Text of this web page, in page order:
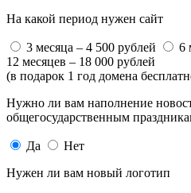
На какой период нужен сайт
3 месяца – 4 500 рублей
6
12 месяцев – 18 000 рублей
(в подарок 1 год домена
Нужно ли вам наполнение
общегосударственным
Да
Нет
Нужен ли вам новый логотип